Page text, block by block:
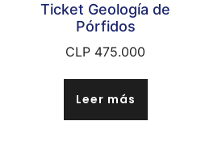
Ticket Geología de
Pórfidos
CLP 475.000
Leer más